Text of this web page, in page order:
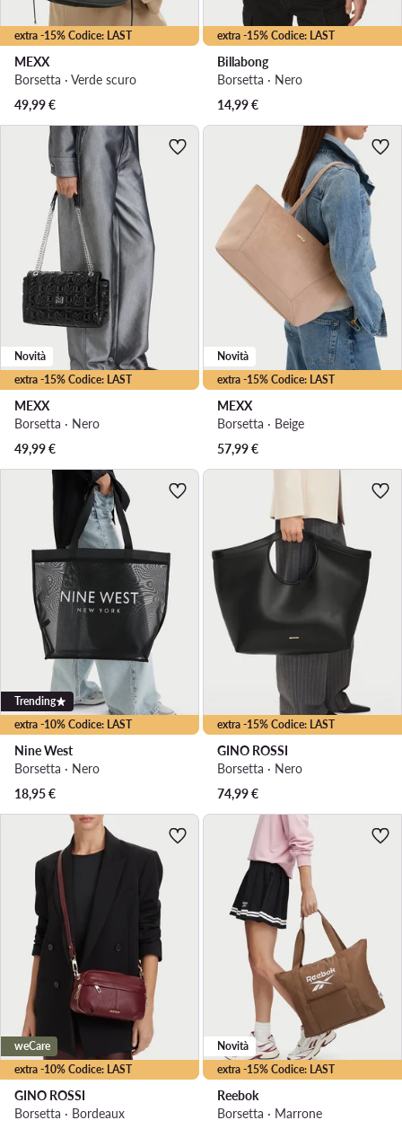
extra -15% Codice: LAST
MEXX
Borsetta · Verde scuro
49,99€
extra -15% Codice: LAST
Billabong
Borsetta · Nero
14,99€
extra -15% Codice: LAST
Novità
MEXX
Borsetta · Nero
49,99€
extra -15% Codice: LAST
Novità
MEXX
Borsetta · Beige
57,99€
extra -10% Codice: LAST
Trending
Nine West
Borsetta · Nero
18,95€
extra -15% Codice: LAST
GINO ROSSI
Borsetta · Nero
74,99€
extra -10% Codice: LAST
weCare
GINO ROSSI
Borsetta · Bordeaux
extra -15% Codice: LAST
Novità
Reebok
Borsetta · Marrone